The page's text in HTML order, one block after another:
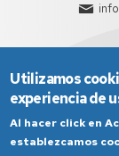
Utilizamos
experiencia de
Al hacer click en
establezcamos